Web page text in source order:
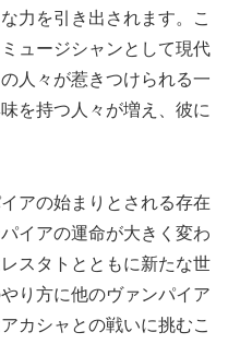
力を引き出されます。こ
ュージシャンとして現代
人々が惹きつけられる一
を持つ人々が増え、彼に
アの始まりとされる存在
イアの運命が大きく変わ
スタトとともに新たな世
り方に他のヴァンパイア
カシャとの戦いに挑むこ